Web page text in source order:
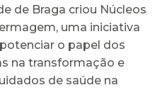
de Braga criou Núcleos
uma iniciativa
o papel dos
na transformação e
de saúde na